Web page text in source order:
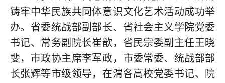
铸牢中华民族共同体意识文化艺术活动成功举
办。省委统战部副部长、省社会主义学院党委
书记、常务副院长崔歆，省民宗委副主任王晓
斐，市政协主席李军政，市委常委、统战部部
长张辉等市级领导，在渭各高校党委书记、院